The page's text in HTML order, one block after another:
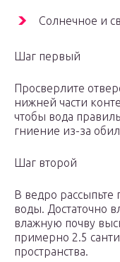
Солнечное и
Шаг первый
Просверлите
нижней части
чтобы вода
гниение из-за
Шаг второй
В ведро рассыпьте
воды. Достаточно
влажную почву
примерно 2.5
пространства.